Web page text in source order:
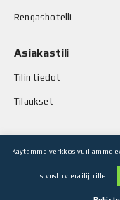
Rengashotelli
Asiakastili
Tilin tiedot
Tilaukset
© Stop-Rust Oy. Kaikki
Käytämme verkkosivuillamme
sivustovierailijoille.